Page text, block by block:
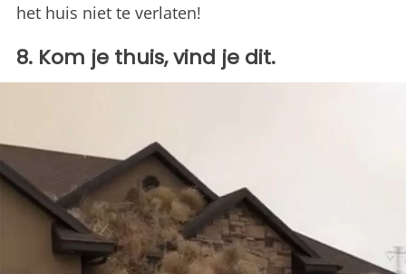
het huis niet te verlaten!
8. Kom je thuis, vind je dit.